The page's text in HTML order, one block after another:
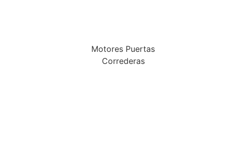
Motores Puertas
Correderas